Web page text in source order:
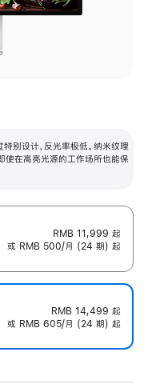
别设计，反光率极低。纳米纹理
使在高亮光源的工作场所也能保
RMB 11,999 起
或 RMB 500/月 (24 期) 起
RMB 14,499 起
或 RMB 605/月 (24 期) 起